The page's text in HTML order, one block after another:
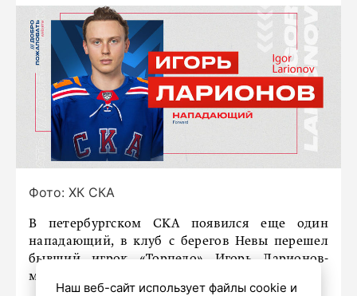
Фото: ХК СКА
В петербургском СКА появился еще один
нападающий, в клуб с берегов Невы перешел
бывший игрок «Торпедо» Игорь Ларионов-
младший.
Наш веб-сайт использует файлы cookie и